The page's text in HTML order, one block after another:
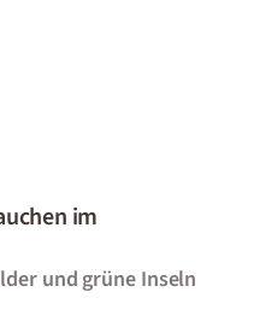
im
und grüne Inseln